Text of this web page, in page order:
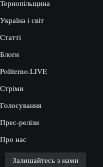
Тернопільщина
Україна і світ
Статті
Блоги
Politerno.LIVE
Стріми
Голосування
Прес-релізи
Про нас
Залишайтесь з нами